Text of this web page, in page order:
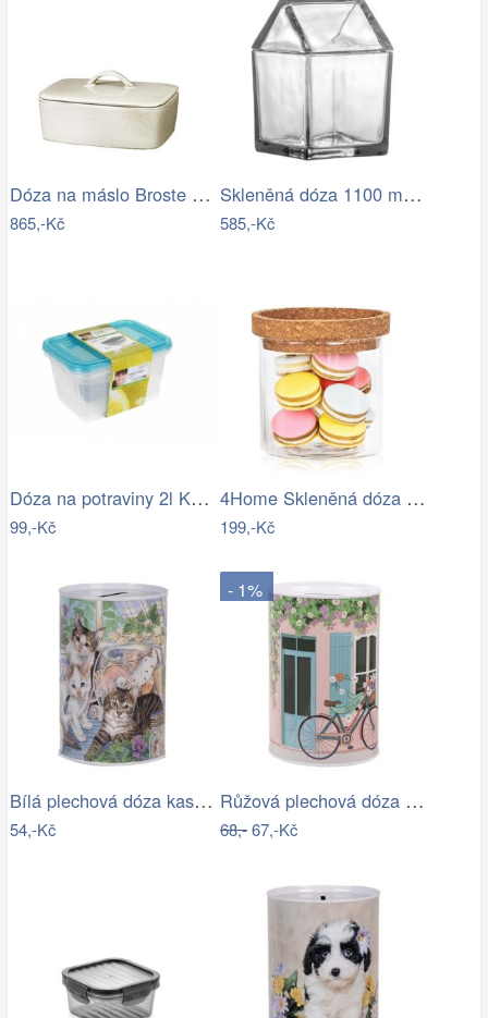
Dóza na máslo Broste NORDIC SAND -…
865,-Kč
Skleněná dóza 1100 ml ELIUS…
585,-Kč
Dóza na potraviny 2l KEEEPER Fresh &…
99,-Kč
4Home Skleněná dóza na potraviny s…
199,-Kč
Bílá plechová dóza kasička s kočkami -…
54,-Kč
- 1%
Růžová plechová dóza kasička s kolem a…
68,-67,-Kč